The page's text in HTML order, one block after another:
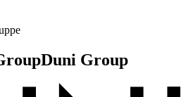
Duni Group